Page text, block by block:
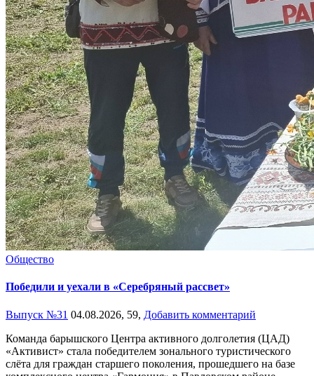
Общество
Победили и уехали в «Серебряный рассвет»
Выпуск №31 04.08.2026, 59, Добавить комментарий
Команда барышского Центра активного долголетия (ЦАД)
«Активист» стала победителем зонального туристического
слёта для граждан старшего поколения, прошедшего на базе